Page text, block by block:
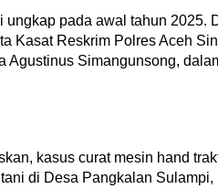
ungkap pada awal tahun 2025.
Kasat Reskrim Polres Aceh
Agustinus Simangunsong,
kasus curat mesin hand
di Desa Pangkalan